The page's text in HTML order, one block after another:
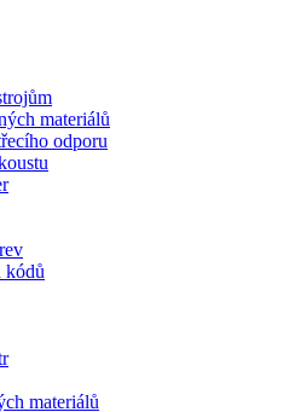
materiálů
odporu
kódů
materiálů